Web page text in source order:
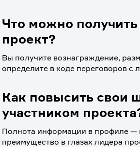
Что можно получить
проект?
Вы получите вознаграждение,
определите в ходе переговоров с
Как повысить свои
участником
Полнота информации в профиле —
преимущество в глазах лидера